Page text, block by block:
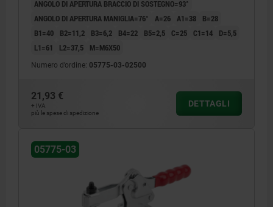
ANGOLO DI APERTURA BRACCIO DI SOSTEGNO=93°
ANGOLO DI APERTURA MANIGLIA=76°
A=26 A1=38
B=28
B1=40
B2=11,2 B3=6,2 B4=22 B5=2,5 C=25 C1=14
D=5,5
L1=61
L2=37,5 M=M6X50
Numero d’ordine: 05775-03-02500
21,93 €
+ IVA
più le spese di spedizione
DETTAGLI
05775-03